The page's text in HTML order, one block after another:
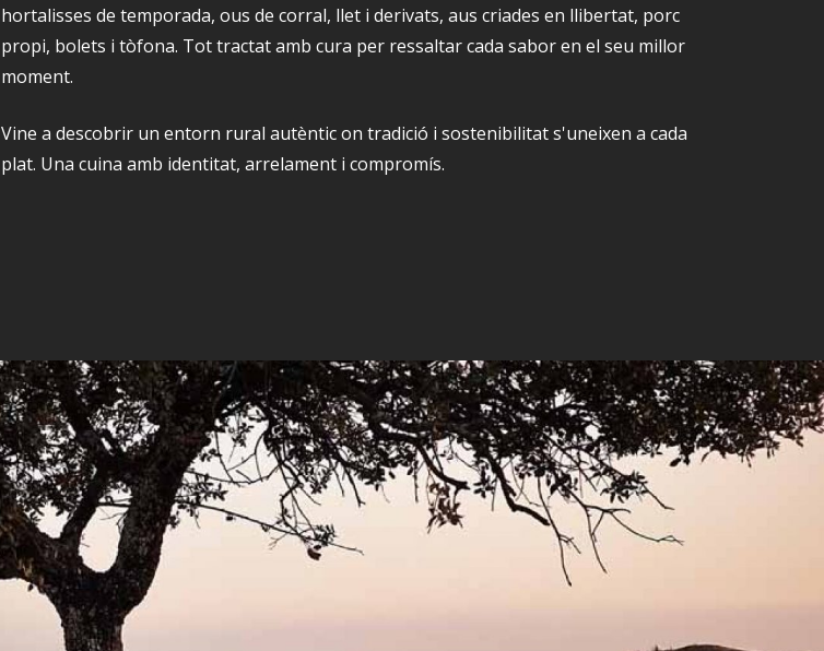
hortalisses de temporada, ous de corral, llet i derivats, aus criades en llibertat, porc
propi, bolets i tòfona. Tot tractat amb cura per ressaltar cada sabor en el seu millor
moment.
Vine a descobrir un entorn rural autèntic on tradició i sostenibilitat s'uneixen a cada
plat. Una cuina amb identitat, arrelament i compromís.